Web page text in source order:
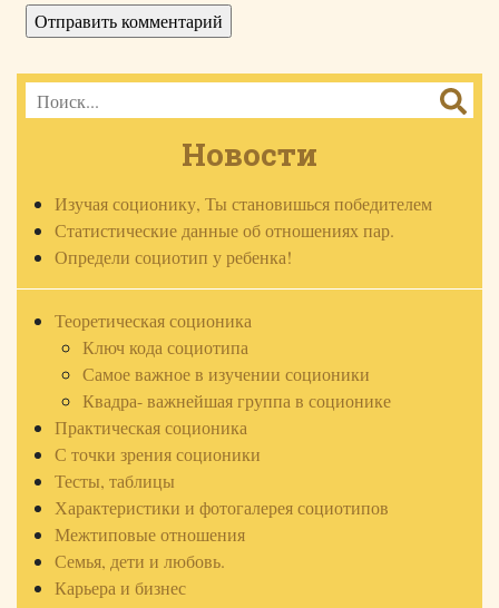
Новости
Изучая соционику, Ты становишься победителем
Статистические данные об отношениях пар.
Определи социотип у ребенка!
Теоретическая соционика
Ключ кода социотипа
Самое важное в изучении соционики
Квадра- важнейшая группа в соционике
Практическая соционика
С точки зрения соционики
Тесты, таблицы
Характеристики и фотогалерея социотипов
Межтиповые отношения
Семья, дети и любовь.
Карьера и бизнес